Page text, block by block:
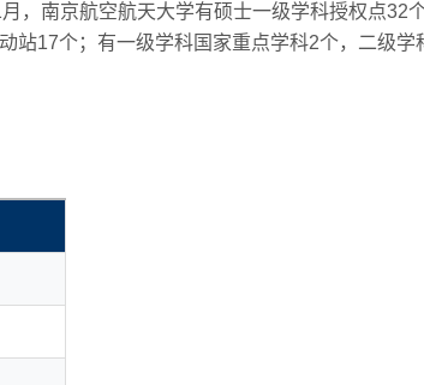
，南京航空航天大学有硕士一级学科授权点32
站17个；有一级学科国家重点学科2个，二级学